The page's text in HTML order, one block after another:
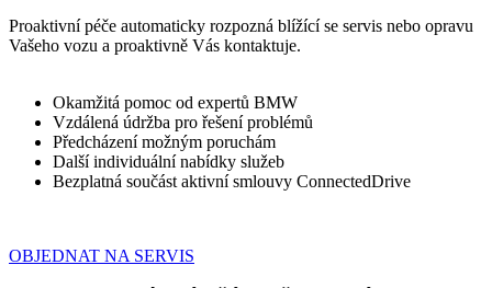
Proaktivní péče automaticky rozpozná blížící se servis nebo opravu
Vašeho vozu a proaktivně Vás kontaktuje.
Okamžitá pomoc od expertů BMW
Vzdálená údržba pro řešení problémů
Předcházení možným poruchám
Další individuální nabídky služeb
Bezplatná součást aktivní smlouvy ConnectedDrive
OBJEDNAT NA SERVIS